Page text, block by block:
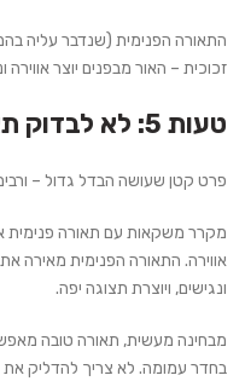
התאורה הפנימית (שנדבר עליה
זכוכית – האור מבפנים יוצר
טעות 5: לא לבדוק תאורה פנימית
פרט קטן שעושה הבדל גדול –
מקרר משקאות עם תאורה פנימית
אווירה. התאורה הפנימית מאירה
ונגישים, ויוצרת תצוגה יפה.
מבחינה מעשית, תאורה טובה
בחדר עמומה. לא צריך להדליק